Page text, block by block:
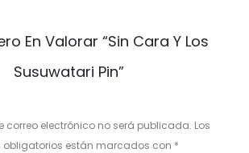
En Valorar “Sin Cara Y Los
Susuwatari Pin”
correo electrónico no será publicada. Los
están marcados con *